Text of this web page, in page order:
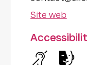
Site web